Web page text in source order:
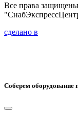
Все права
сделано в
Соберем оборудование